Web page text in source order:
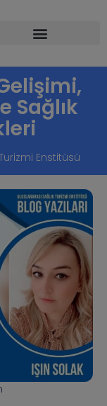
Sağlık
Enstitüsü